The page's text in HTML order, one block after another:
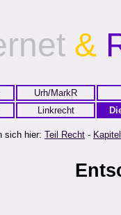
&
Urh/MarkR
Linkrecht
sich hier: Teil Recht -